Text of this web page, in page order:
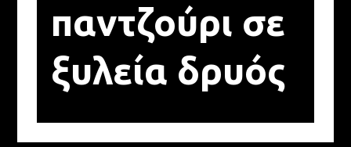
παντζούρι σε
ξυλεία δρυός